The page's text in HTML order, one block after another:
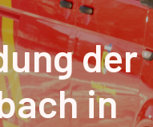
der
in